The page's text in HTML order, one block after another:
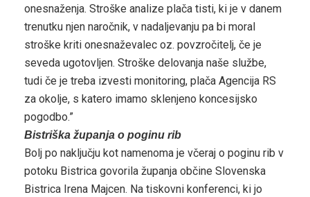
onesnaženja. Stroške analize plača tisti, ki je v danem
trenutku njen naročnik, v nadaljevanju pa bi moral
stroške kriti onesnaževalec oz. povzročitelj, če je
seveda ugotovljen. Stroške delovanja naše službe,
tudi če je treba izvesti monitoring, plača Agencija RS
za okolje, s katero imamo sklenjeno koncesijsko
pogodbo.”
Bistriška županja o poginu rib
Bolj po naključju kot namenoma je včeraj o poginu rib v
potoku Bistrica govorila županja občine Slovenska
Bistrica Irena Majcen. Na tiskovni konferenci, ki jo